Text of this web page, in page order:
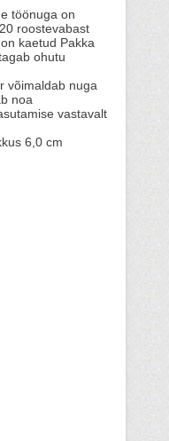
töönuga on
roostevabast
kaetud Pakka
ohutu
võimaldab nuga
noa
vastavalt
6,0 cm